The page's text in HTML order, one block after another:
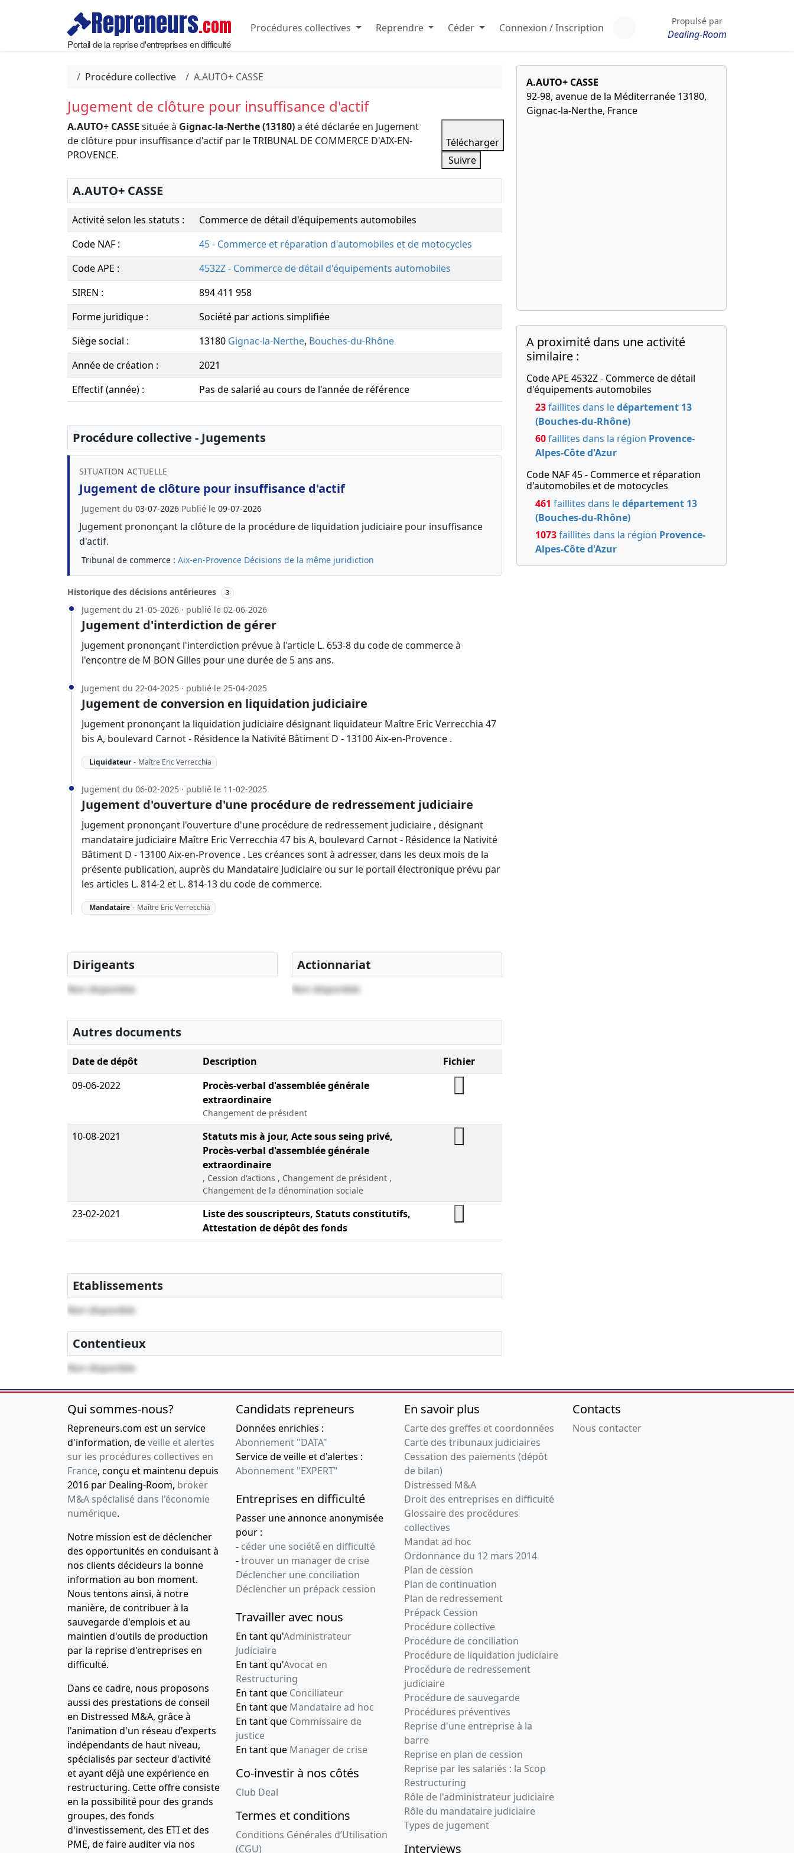
Repreneurs.com
Portail de la reprise d'entreprises en difficulté
Procédures collectives Reprendre Céder Connexion / Inscription
Propulsé par
Dealing-Room
Procédure collective A.AUTO+ CASSE
Jugement de clôture pour insuffisance d'actif
A.AUTO+ CASSE située à Gignac-la-Nerthe (13180)a été déclarée en Jugement
de clôture pour insuffisance d'actif par le TRIBUNAL DE COMMERCE D'AIX-EN-
PROVENCE.
Télécharger
Suivre
A.AUTO+ CASSE
Activité selon les statuts :
Commerce de détail d'équipements automobiles
Code NAF :
45 - Commerce et réparation d'automobiles et de motocycles
Code APE :
4532Z - Commerce de détail d'équipements automobiles
SIREN :
894 411 958
Forme juridique :
Société par actions simplifiée
Siège social :
13180 Gignac-la-Nerthe, Bouches-du-Rhône
Année de création :
2021
Effectif (année) :
Pas de salarié au cours de l'année de référence
Procédure collective - Jugements
SITUATION ACTUELLE
Jugement de clôture pour insuffisance d'actif
Jugement du 03-07-2026 Publié le 09-07-2026
Jugement prononçant la clôture de la procédure de liquidation judiciaire pour insuffisance
d'actif.
Tribunal de commerce : Aix-en-Provence Décisions de la même juridiction
Historique des décisions antérieures 3
Jugement du 21-05-2026 · publié le 02-06-2026
Jugement d'interdiction de gérer
Jugement prononçant l'interdiction prévue à l'article L. 653-8 du code de commerce à
l'encontre de M BON Gilles pour une durée de 5 ans ans.
Jugement du 22-04-2025 · publié le 25-04-2025
Jugement de conversion en liquidation judiciaire
Jugement prononçant la liquidation judiciaire désignant liquidateur Maître Eric Verrecchia 47
bis A, boulevard Carnot - Résidence la Nativité Bâtiment D - 13100 Aix-en-Provence .
Liquidateur - Maître Eric Verrecchia
Jugement du 06-02-2025 · publié le 11-02-2025
Jugement d'ouverture d'une procédure de redressement judiciaire
Jugement prononçant l'ouverture d'une procédure de redressement judiciaire , désignant
mandataire judiciaire Maître Eric Verrecchia 47 bis A, boulevard Carnot - Résidence la Nativité
Bâtiment D - 13100 Aix-en-Provence . Les créances sont à adresser, dans les deux mois de la
présente publication, auprès du Mandataire Judiciaire ou sur le portail électronique prévu par
les articles L. 814-2 et L. 814-13 du code de commerce.
Mandataire - Maître Eric Verrecchia
Dirigeants
Non disponible
Actionnariat
Non disponible
Autres documents
Date de dépôt Description
Fichier
09-06-2022
Procès-verbal d'assemblée générale
extraordinaire
Changement de président
10-08-2021
Statuts mis à jour, Acte sous seing privé,
Procès-verbal d'assemblée générale
extraordinaire
, Cession d'actions , Changement de président ,
Changement de la dénomination sociale
23-02-2021
Liste des souscripteurs, Statuts constitutifs,
Attestation de dépôt des fonds
Etablissements
Non disponible
Contentieux
Non disponible
A.AUTO+ CASSE
92-98, avenue de la Méditerranée 13180,
Gignac-la-Nerthe, France
A proximité dans une activité
similaire :
Code APE 4532Z - Commerce de détail
d'équipements automobiles
23faillites dans ledépartement 13
(Bouches-du-Rhône)
60faillites dans la région Provence-
Alpes-Côte d'Azur
Code NAF 45 - Commerce et réparation
d'automobiles et de motocycles
461 faillites dans ledépartement 13
(Bouches-du-Rhône)
1073faillites dans la région Provence-
Alpes-Côte d'Azur
Qui sommes-nous?
Repreneurs.com est un service
d'information, deveille et alertes
sur les procédures collectives en
France, conçu et maintenu depuis
2016 par Dealing-Room, broker
M&A spécialisé dans l'économie
numérique.
Notre mission est de déclencher
des opportunités en conduisant à
nos clients décideurs la bonne
information au bon moment.
Nous tentons ainsi, à notre
manière, de contribuer à la
sauvegarde d'emplois et au
maintien d'outils de production
par la reprise d'entreprises en
difficulté.
Dans ce cadre, nous proposons
aussi des prestations de conseil
en Distressed M&A, grâce à
l'animation d'un réseau d'experts
indépendants de haut niveau,
spécialisés par secteur d'activité
et ayant déjà une expérience en
restructuring. Cette offre consiste
en la possibilité pour des grands
groupes, des fonds
d'investissement, des ETI et des
PME, de faire auditer via nos
Candidats repreneurs
Données enrichies :
Abonnement "DATA"
Service de veille et d'alertes :
Abonnement "EXPERT"
Entreprises en difficulté
Passer une annonce anonymisée
pour :
- céder une société en difficulté
-trouver un manager de crise
Déclencher une conciliation
Déclencher un prépack cession
Travailler avec nous
En tant qu'Administrateur
Judiciaire
En tant qu'Avocat en
Restructuring
En tant que Conciliateur
En tant que Mandataire ad hoc
En tant que Commissaire de
justice
En tant que Manager de crise
Co-investir à nos côtés
Club Deal
Termes et conditions
Conditions Générales d’Utilisation
(CGU)
En savoir plus
Carte des greffes et coordonnées
Carte des tribunaux judiciaires
Cessation des paiements (dépôt
de bilan)
Distressed M&A
Droit des entreprises en difficulté
Glossaire des procédures
collectives
Mandat ad hoc
Ordonnance du 12 mars 2014
Plan de cession
Plan de continuation
Plan de redressement
Prépack Cession
Procédure collective
Procédure de conciliation
Procédure de liquidation judiciaire
Procédure de redressement
judiciaire
Procédure de sauvegarde
Procédures préventives
Reprise d'une entreprise à la
barre
Reprise en plan de cession
Reprise par les salariés : la Scop
Restructuring
Rôle de l'administrateur judiciaire
Rôle du mandataire judiciaire
Types de jugement
Interviews
Contacts
Nous contacter